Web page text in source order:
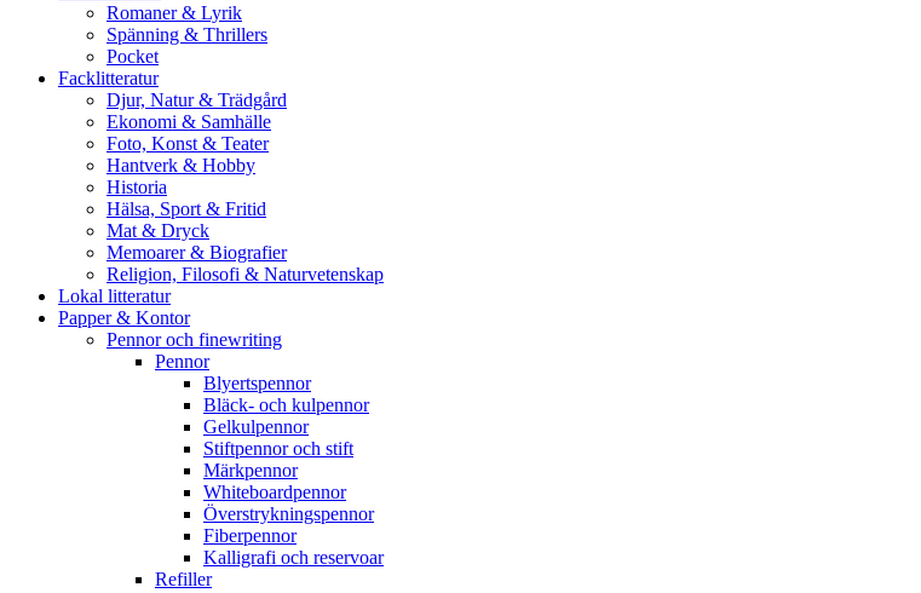
Romaner & Lyrik
Spänning & Thrillers
Pocket
Facklitteratur
Djur, Natur & Trädgård
Ekonomi & Samhälle
Foto, Konst & Teater
Hantverk & Hobby
Historia
Hälsa, Sport & Fritid
Mat & Dryck
Memoarer & Biografier
Religion, Filosofi & Naturvetenskap
Lokal litteratur
Papper & Kontor
Pennor och finewriting
Pennor
Blyertspennor
Bläck- och kulpennor
Gelkulpennor
Stiftpennor och stift
Märkpennor
Whiteboardpennor
Överstrykningspennor
Fiberpennor
Kalligrafi och reservoar
Refiller